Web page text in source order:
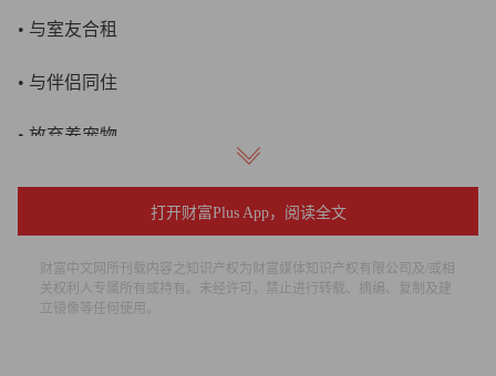
• 与室友合租
• 与伴侣同住
• 放弃养宠物
• 放弃或减少为子女储蓄大学教育基金
• 将孩子送入评分较低的学校
打开财富Plus App，阅读全文
财富中文网所刊载内容之知识产权为财富媒体知识产权有限公司及/或相
关权利人专属所有或持有。未经许可，禁止进行转载、摘编、复制及建
立镜像等任何使用。